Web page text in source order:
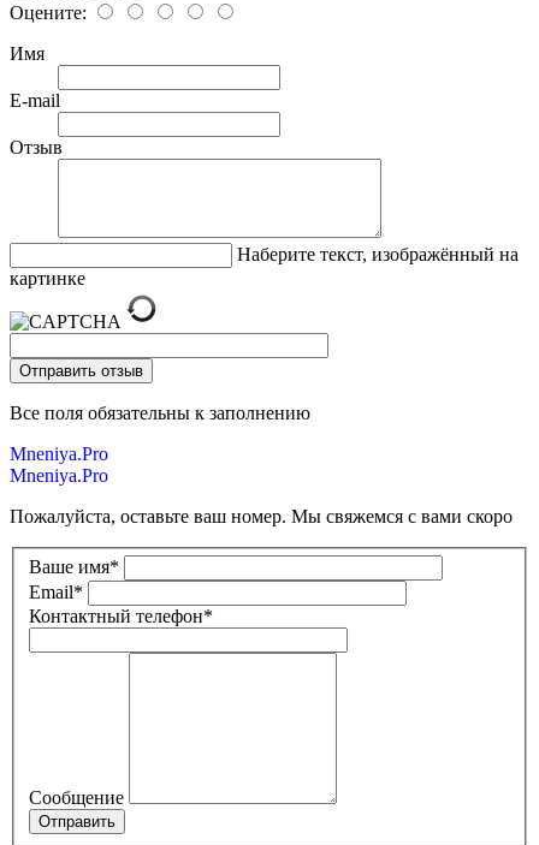
Оцените:
Имя
E-mail
Отзыв
Наберите текст, изображённый на
картинке
Все поля обязательны к заполнению
Mneniya.Pro
Mneniya.Pro
Пожалуйста, оставьте ваш номер. Мы свяжемся с вами скоро
Ваше имя*
Email*
Контактный телефон*
Сообщение